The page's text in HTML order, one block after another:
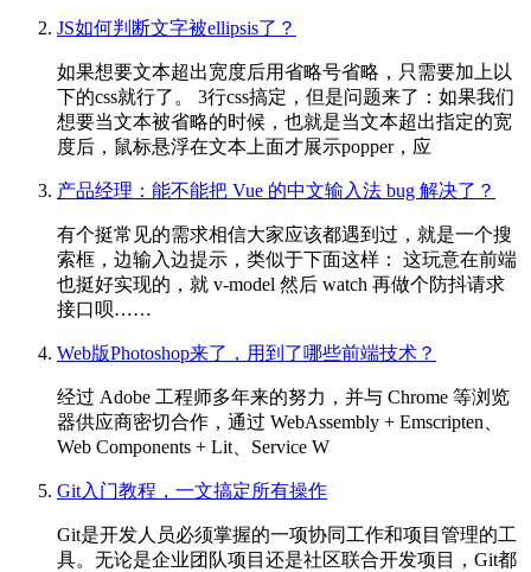
JS如何判断文字被ellipsis了？
如果想要文本超出宽度后用省略号省略，只需要加上以
下的css就行了。 3行css搞定，但是问题来了：如果我们
想要当文本被省略的时候，也就是当文本超出指定的宽
度后，鼠标悬浮在文本上面才展示popper，应
产品经理：能不能把 Vue 的中文输入法 bug 解决了？
有个挺常见的需求相信大家应该都遇到过，就是一个搜
索框，边输入边提示，类似于下面这样： 这玩意在前端
也挺好实现的，就 v-model 然后 watch 再做个防抖请求
接口呗……
Web版Photoshop来了，用到了哪些前端技术？
经过 Adobe 工程师多年来的努力，并与 Chrome 等浏览
器供应商密切合作，通过 WebAssembly + Emscripten、
Web Components + Lit、Service W
Git入门教程，一文搞定所有操作
Git是开发人员必须掌握的一项协同工作和项目管理的工
具。无论是企业团队项目还是社区联合开发项目，Git都